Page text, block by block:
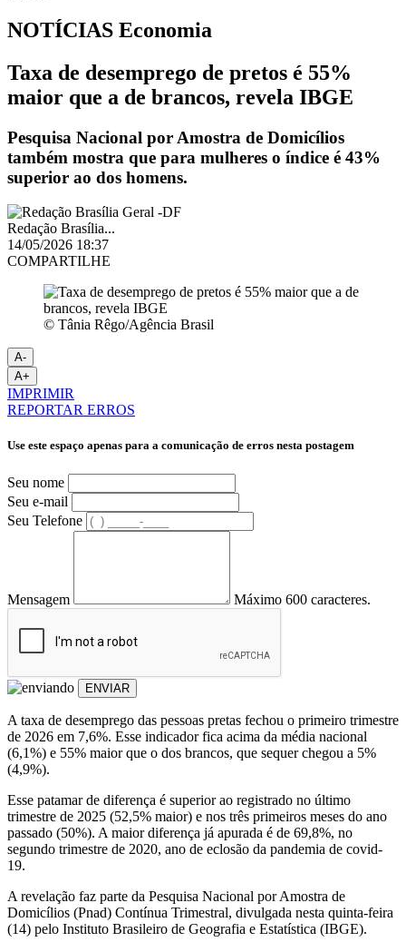
NOTÍCIAS Economia
Taxa de desemprego de pretos é 55%
maior que a de brancos, revela IBGE
Pesquisa Nacional por Amostra de Domicílios
também mostra que para mulheres o índice é 43%
superior ao dos homens.
Redação Brasília...
14/05/2026 18:37
COMPARTILHE
© Tânia Rêgo/Agência Brasil
A-
A+
IMPRIMIR
REPORTAR ERROS
Use este espaço apenas para a comunicação de erros nesta postagem
Seu nome
Seu e-mail
Seu Telefone
Mensagem Máximo 600 caracteres.
ENVIAR
A taxa de desemprego das pessoas pretas fechou o primeiro trimestre
de 2026 em 7,6%. Esse indicador fica acima da média nacional
(6,1%) e 55% maior que o dos brancos, que sequer chegou a 5%
(4,9%).
Esse patamar de diferença é superior ao registrado no último
trimestre de 2025 (52,5% maior) e nos três primeiros meses do ano
passado (50%). A maior diferença já apurada é de 69,8%, no
segundo trimestre de 2020, ano de eclosão da pandemia de covid-
19.
A revelação faz parte da Pesquisa Nacional por Amostra de
Domicílios (Pnad) Contínua Trimestral, divulgada nesta quinta-feira
(14) pelo Instituto Brasileiro de Geografia e Estatística (IBGE).